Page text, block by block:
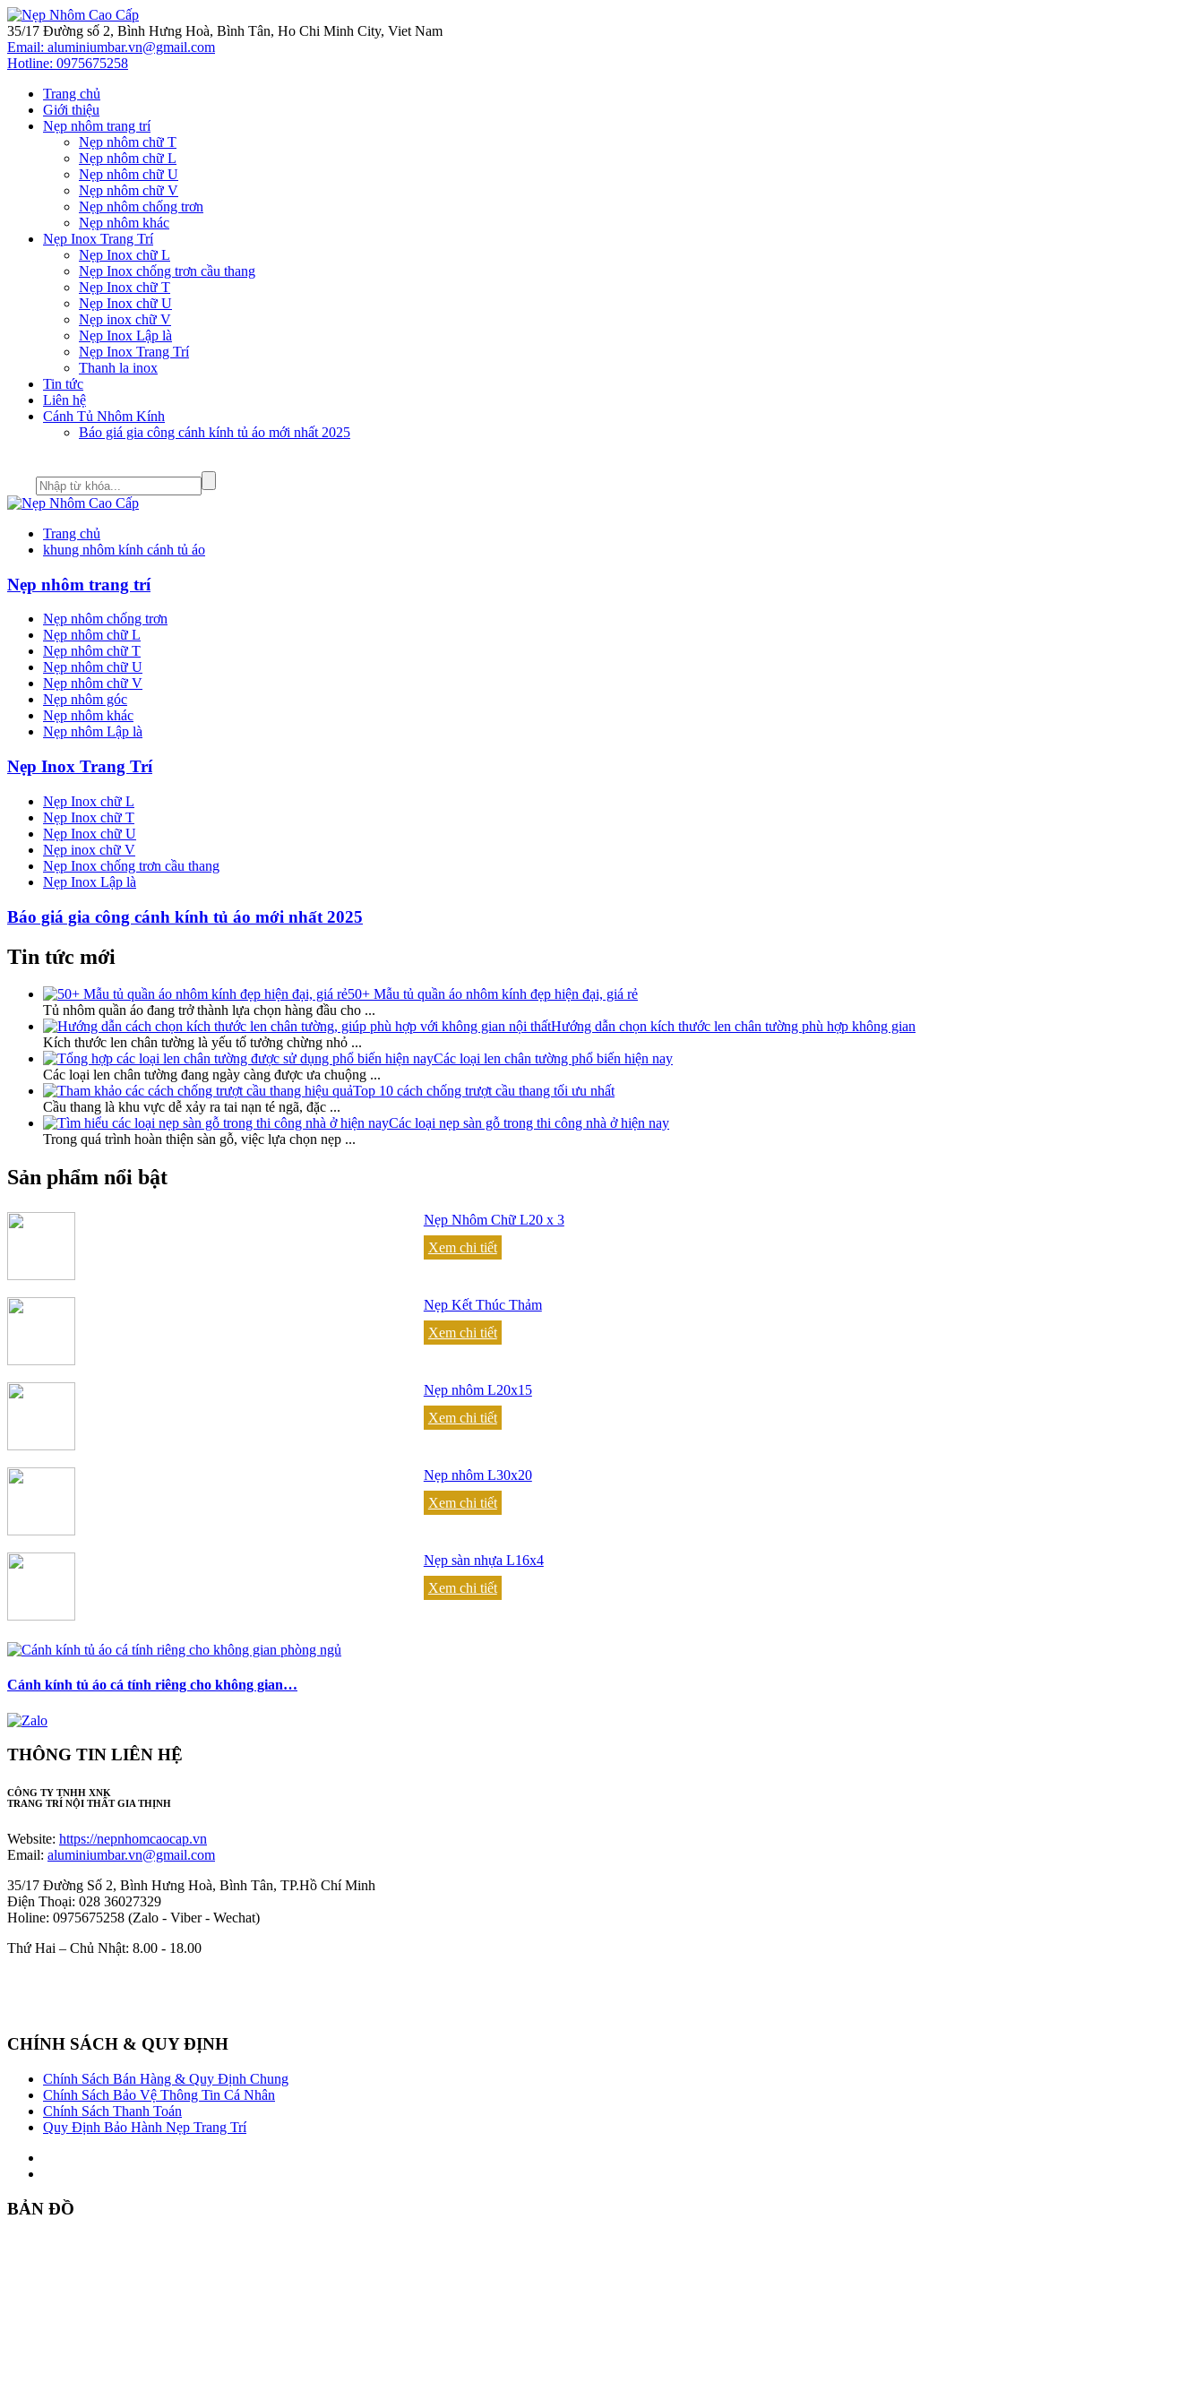
35/17 Đường số 2, Bình Hưng Hoà, Bình Tân, Ho Chi Minh City, Viet Nam
Email: aluminiumbar.vn@gmail.com
Hotline: 0975675258
Trang chủ
Giới thiệu
Nẹp nhôm trang trí
Nẹp nhôm chữ T
Nẹp nhôm chữ L
Nẹp nhôm chữ U
Nẹp nhôm chữ V
Nẹp nhôm chống trơn
Nẹp nhôm khác
Nẹp Inox Trang Trí
Nẹp Inox chữ L
Nẹp Inox chống trơn cầu thang
Nẹp Inox chữ T
Nẹp Inox chữ U
Nẹp inox chữ V
Nẹp Inox Lập là
Nẹp Inox Trang Trí
Thanh la inox
Tin tức
Liên hệ
Cánh Tủ Nhôm Kính
Báo giá gia công cánh kính tủ áo mới nhất 2025
Trang chủ
khung nhôm kính cánh tủ áo
Nẹp nhôm trang trí
Nẹp nhôm chống trơn
Nẹp nhôm chữ L
Nẹp nhôm chữ T
Nẹp nhôm chữ U
Nẹp nhôm chữ V
Nẹp nhôm góc
Nẹp nhôm khác
Nẹp nhôm Lập là
Nẹp Inox Trang Trí
Nẹp Inox chữ L
Nẹp Inox chữ T
Nẹp Inox chữ U
Nẹp inox chữ V
Nẹp Inox chống trơn cầu thang
Nẹp Inox Lập là
Báo giá gia công cánh kính tủ áo mới nhất 2025
Tin tức mới
50+ Mẫu tủ quần áo nhôm kính đẹp hiện đại, giá rẻ
Tủ nhôm quần áo đang trở thành lựa chọn hàng đầu cho ...
Hướng dẫn chọn kích thước len chân tường phù hợp không gian
Kích thước len chân tường là yếu tố tưởng chừng nhỏ ...
Các loại len chân tường phổ biến hiện nay
Các loại len chân tường đang ngày càng được ưa chuộng ...
Top 10 cách chống trượt cầu thang tối ưu nhất
Cầu thang là khu vực dễ xảy ra tai nạn té ngã, đặc ...
Các loại nẹp sàn gỗ trong thi công nhà ở hiện nay
Trong quá trình hoàn thiện sàn gỗ, việc lựa chọn nẹp ...
Sản phẩm nổi bật
Nẹp Nhôm Chữ L20 x 3
Xem chi tiết
Nẹp Kết Thúc Thảm
Xem chi tiết
Nẹp nhôm L20x15
Xem chi tiết
Nẹp nhôm L30x20
Xem chi tiết
Nẹp sàn nhựa L16x4
Xem chi tiết
Cánh kính tủ áo cá tính riêng cho không gian…
THÔNG TIN LIÊN HỆ
CÔNG TY TNHH XNK
TRANG TRÍ NỘI THẤT GIA THỊNH
Website: https://nepnhomcaocap.vn
Email: aluminiumbar.vn@gmail.com
35/17 Đường Số 2, Bình Hưng Hoà, Bình Tân, TP.Hồ Chí Minh
Điện Thoại: 028 36027329
Holine: 0975675258 (Zalo - Viber - Wechat)
Thứ Hai – Chủ Nhật: 8.00 - 18.00
CHÍNH SÁCH & QUY ĐỊNH
Chính Sách Bán Hàng & Quy Định Chung
Chính Sách Bảo Vệ Thông Tin Cá Nhân
Chính Sách Thanh Toán
Quy Định Bảo Hành Nẹp Trang Trí
BẢN ĐỒ